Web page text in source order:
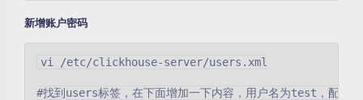
新增账户密码
vi /etc/clickhouse-server/users.xml
#找到users标签，在下面增加一下内容，用户名为test，配置